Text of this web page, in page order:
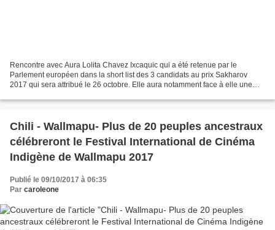
Rencontre avec Aura Lolita Chavez Ixcaquic qui a été retenue par le
Parlement européen dans la short list des 3 candidats au prix Sakharov
2017 qui sera attribué le 26 octobre. Elle aura notamment face à elle une
Chili - Wallmapu- Plus de 20 peuples ancestraux
célébreront le Festival International de Cinéma
Indigène de Wallmapu 2017
Publié le 09/10/2017 à 06:35
Par caroleone